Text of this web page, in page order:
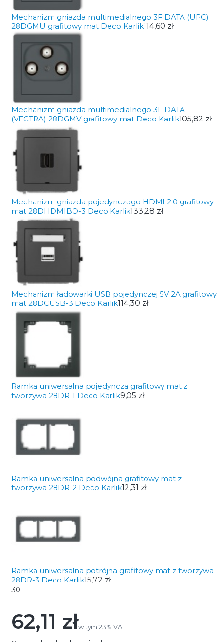
Mechanizm gniazda multimedialnego 3F DATA (UPC)
28DGMU grafitowy mat Deco Karlik114,60 zł
Mechanizm gniazda multimedialnego 3F DATA
(VECTRA) 28DGMV grafitowy mat Deco Karlik105,82 zł
Mechanizm gniazda pojedynczego HDMI 2.0 grafitowy
mat 28DHDMIBO-3 Deco Karlik133,28 zł
Mechanizm ładowarki USB pojedynczej 5V 2A grafitowy
mat 28DCUSB-3 Deco Karlik114,30 zł
Ramka uniwersalna pojedyncza grafitowy mat z
tworzywa 28DR-1 Deco Karlik9,05 zł
Ramka uniwersalna podwójna grafitowy mat z
tworzywa 28DR-2 Deco Karlik12,31 zł
Ramka uniwersalna potrójna grafitowy mat z tworzywa
28DR-3 Deco Karlik15,72 zł
30
Cena
62,11 złw tym 23% VAT
w tym 23% VAT